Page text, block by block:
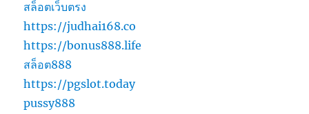
สล็อตเว็บตรง
https://judhai168.co
https://bonus888.life
สล็อต888
https://pgslot.today
pussy888